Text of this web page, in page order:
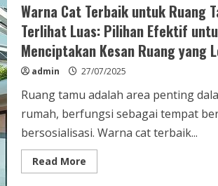
Warna Cat Terbaik untuk Ruang
Terlihat Luas: Pilihan Efektif
Menciptakan Kesan Ruang yang
admin 27/07/2025
Ruang tamu adalah area penting
rumah, berfungsi sebagai tempat
bersosialisasi. Warna cat terbaik...
Read More
more